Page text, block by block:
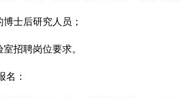
士后研究人员；
招聘岗位要求。
名：